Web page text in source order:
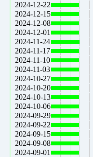
2024-12-22
2024-12-15
2024-12-08
2024-12-01
2024-11-24
2024-11-17
2024-11-10
2024-11-03
2024-10-27
2024-10-20
2024-10-13
2024-10-06
2024-09-29
2024-09-22
2024-09-15
2024-09-08
2024-09-01